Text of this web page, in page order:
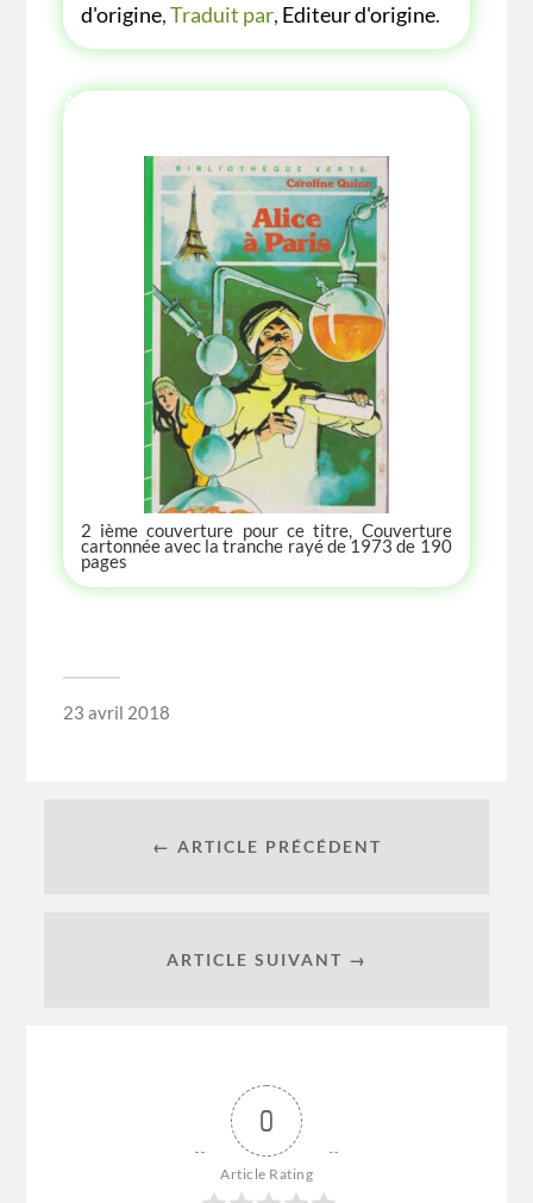
d'origine,Traduit par, Editeur d'origine.
AUTRE ANNÉE AUTRE COUVERTURE
2 ième couverture pour ce titre, Couverture
cartonnée avec la tranche rayé de 1973 de 190
pages
23 avril 2018
← ARTICLE PRÉCÉDENT
ARTICLE SUIVANT →
0
Article Rating